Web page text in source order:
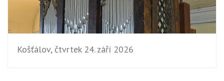
Košťálov, čtvrtek 24. září 2026